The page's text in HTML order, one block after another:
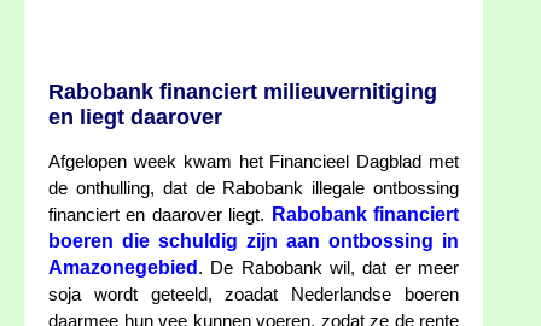
Rabobank financiert milieuvernitiging
en liegt daarover
Afgelopen week kwam het Financieel Dagblad met
de onthulling, dat de Rabobank illegale ontbossing
financiert en daarover liegt.
Rabobank financiert
boeren die schuldig zijn aan ontbossing in
Amazonegebied . De Rabobank wil, dat er meer
soja wordt geteeld, zoadat Nederlandse boeren
daarmee hun vee kunnen voeren, zodat ze de rente